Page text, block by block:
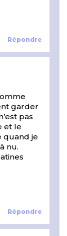
Répondre
Répondre
garder
pas
et le
quand je
nu.